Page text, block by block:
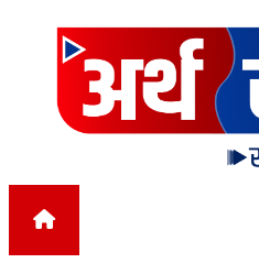
Skip to content